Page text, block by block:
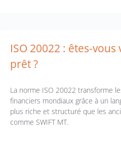
ISO 20022 : êtes-
prêt ?
La norme ISO 20022 transforme
financiers mondiaux grâce à un
plus riche et structuré que les
comme SWIFT MT.